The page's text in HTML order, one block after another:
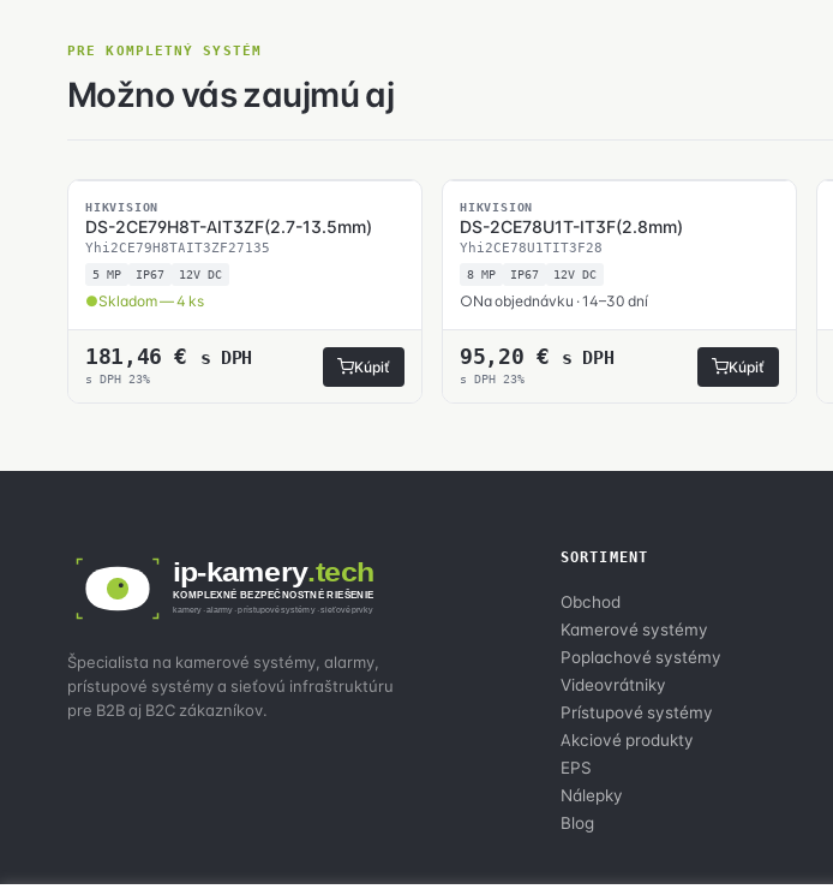
PRE KOMPLETNÝ SYSTÉM
Možno vás zaujmú aj
SKLADOM
HIKVISION
DS-2CE79H8T-AIT3ZF(2.7-13.5mm)
Yhi2CE79H8TAIT3ZF27135
5 MP IP67 12V DC
Skladom — 4 ks
181,46€ s DPH
s DPH 23%
Kúpiť
HIKVISION
DS-2CE78U1T-IT3F(2.8mm)
Yhi2CE78U1TIT3F28
8 MP IP67 12V DC
Na objednávku · 14–30 dní
95,20 € s DPH
s DPH 23%
Kúpiť
ip-kamery.tech
KOMPLEXNÉ BEZPEČNOSTNÉ RIEŠENIE
kamery · alarmy · prístupové systémy · sieťové prvky
Špecialista na kamerové systémy, alarmy,
prístupové systémy a sieťovú infraštruktúru
pre B2B aj B2C zákazníkov.
SORTIMENT
Obchod
Kamerové systémy
Poplachové systémy
Videovrátniky
Prístupové systémy
Akciové produkty
EPS
Nálepky
Blog